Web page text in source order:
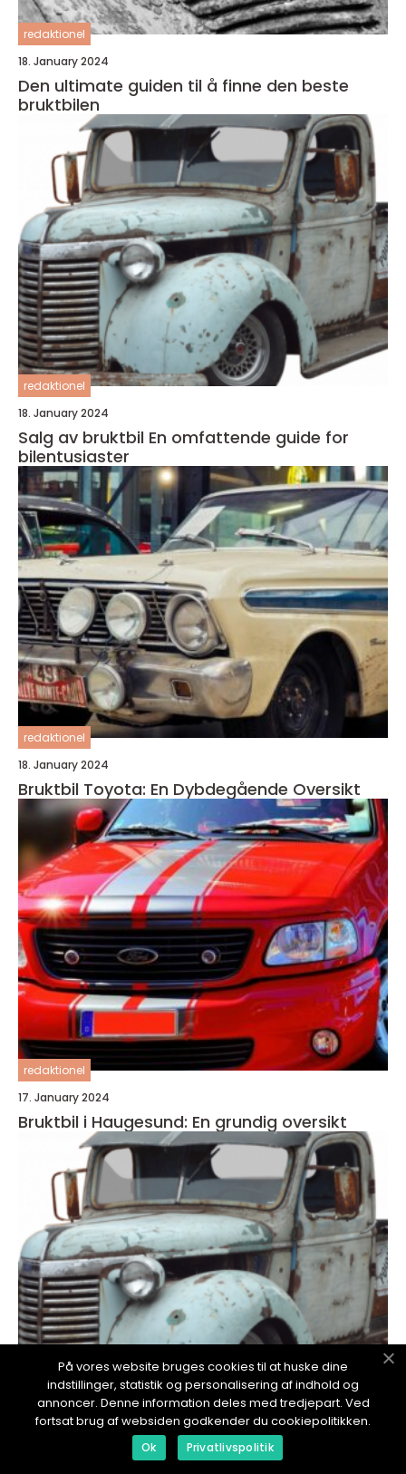
redaktionel
18. January 2024
Den ultimate guiden til å finne den beste
bruktbilen
redaktionel
18. January 2024
Salg av bruktbil En omfattende guide for
bilentusiaster
redaktionel
18. January 2024
Bruktbil Toyota: En Dybdegående Oversikt
redaktionel
17. January 2024
Bruktbil i Haugesund: En grundig oversikt
redaktionel
17. January 2024
Bruktbil Tromsø: En Grundig Oversikt
På vores website bruges cookies til at huske dine
indstillinger, statistik og personalisering af indhold og
annoncer. Denne information deles med tredjepart. Ved
fortsat brug af websiden godkender du cookiepolitikken.
Ok Privatlivspolitik